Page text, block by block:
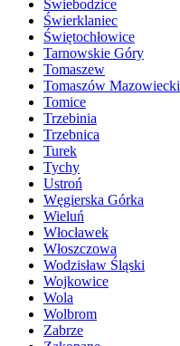
Świebodzice
Świerklaniec
Świętochłowice
Tarnowskie Góry
Tomaszew
Tomaszów Mazowiecki
Tomice
Trzebinia
Trzebnica
Turek
Tychy
Ustroń
Węgierska Górka
Wieluń
Włocławek
Włoszczowa
Wodzisław Śląski
Wojkowice
Wola
Wolbrom
Zabrze